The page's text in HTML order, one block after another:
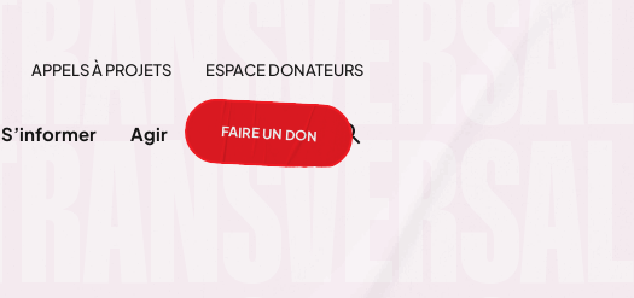
APPELS À PROJETS ESPACE DONATEURS
S’informer Agir FAIRE UN DON